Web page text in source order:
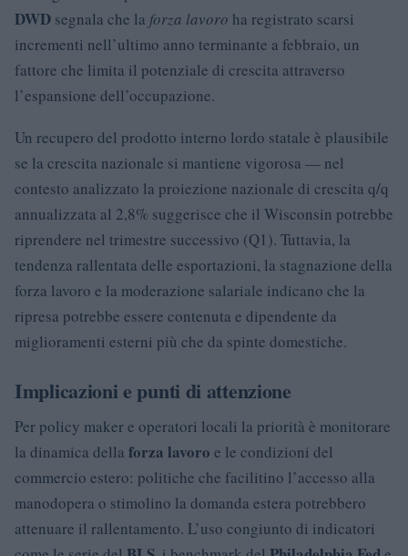
DWD segnala che la forza lavoro ha registrato scarsi
incrementi nell’ultimo anno terminante a febbraio, un
fattore che limita il potenziale di crescita attraverso
l’espansione dell’occupazione.
Un recupero del prodotto interno lordo statale è plausibile
se la crescita nazionale si mantiene vigorosa — nel
contesto analizzato la proiezione nazionale di crescita q/q
annualizzata al 2,8% suggerisce che il Wisconsin potrebbe
riprendere nel trimestre successivo (Q1). Tuttavia, la
tendenza rallentata delle esportazioni, la stagnazione della
forza lavoro e la moderazione salariale indicano che la
ripresa potrebbe essere contenuta e dipendente da
miglioramenti esterni più che da spinte domestiche.
Implicazioni e punti di attenzione
Per policy maker e operatori locali la priorità è monitorare
la dinamica della forza lavoro e le condizioni del
commercio estero: politiche che facilitino l’accesso alla
manodopera o stimolino la domanda estera potrebbero
attenuare il rallentamento. L’uso congiunto di indicatori